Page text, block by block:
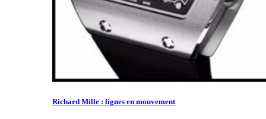
Richard Mille : lignes en mouvement